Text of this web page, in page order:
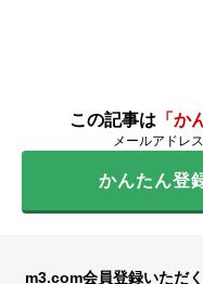
この記事は 「か
メールアドレ
かんたん登
m3.com会員登録いただ